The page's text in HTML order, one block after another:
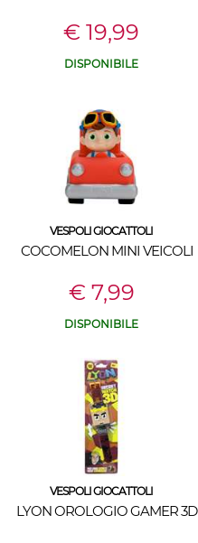
€ 19,99
DISPONIBILE
VESPOLI GIOCATTOLI
COCOMELON MINI VEICOLI
€ 7,99
DISPONIBILE
VESPOLI GIOCATTOLI
LYON OROLOGIO GAMER 3D